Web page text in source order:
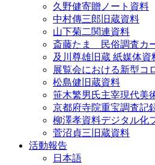
久野健寄贈ノート資料
中村傳三郎旧蔵資料
山下菊二関連資料
斎藤たま 民俗調査カ
及川尊雄旧蔵 紙媒体
展覧会における新型コ
松島健旧蔵資料
笹木繁男氏主宰現代美
京都府寺院重宝調査記
柳澤孝資料デジタル化
菅沼貞三旧蔵資料
活動報告
日本語